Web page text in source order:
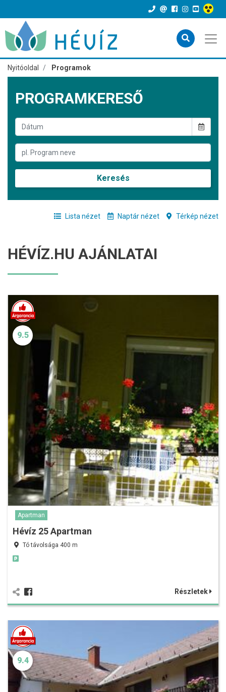
Nyitóoldal Programok
PROGRAMKERESŐ
Keresés
Lista nézet Naptár nézet Térkép nézet
HÉVÍZ.HU AJÁNLATAI
9.5
Apartman
Hévíz 25 Apartman
Tó távolsága 400 m
Részletek
9.4